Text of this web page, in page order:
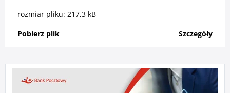
rozmiar pliku: 217,3 kB
Pobierz plik
Szczegóły